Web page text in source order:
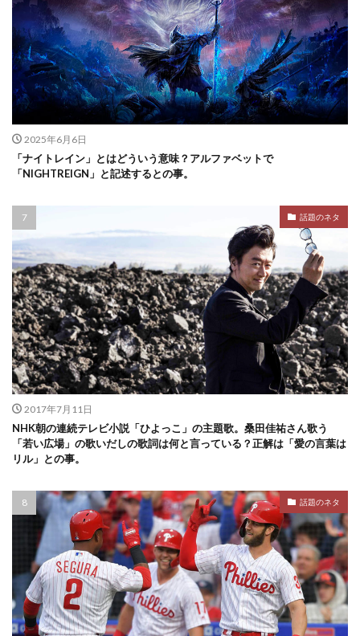
2025年6月6日
「ナイトレイン」とはどういう意味？アルファベットで
「NIGHTREIGN」と記述するとの事。
話題のネタ
2017年7月11日
NHK朝の連続テレビ小説「ひよっこ」の主題歌。桑田佳祐さん歌う
「若い広場」の歌いだしの歌詞は何と言っている？正解は「愛の言葉は
リル」との事。
話題のネタ